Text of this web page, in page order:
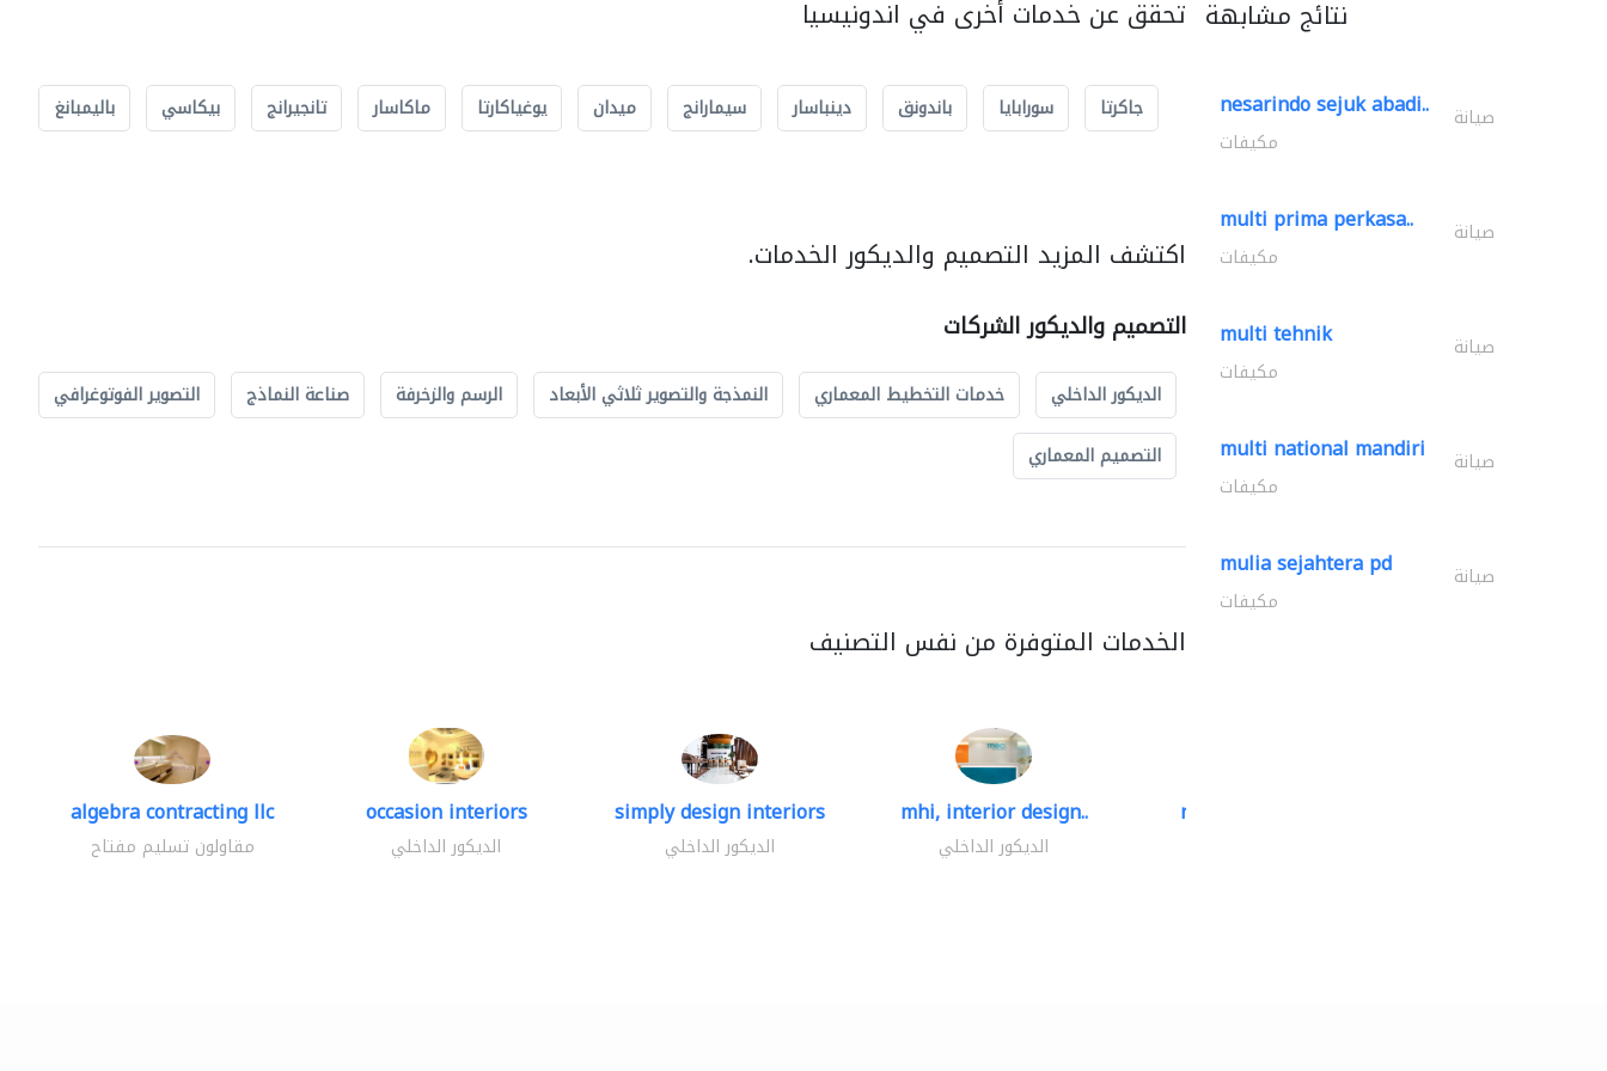
تحقق عن خدمات أخرى في اندونيسيا
جاكرتا سورابايا باندونق دينباسار سيمارانج ميدان يوغياكارتا ماكاسار تانجيرانج بيكاسي باليمبانغ
اكتشف المزيد التصميم والديكور الخدمات.
التصميم والديكور الشركات
الديكور الداخلي خدمات التخطيط المعماري النمذجة والتصوير ثلاثي الأبعاد الرسم والزخرفة صناعة النماذج
التصوير الفوتوغرافي
التصميم المعماري
الخدمات المتوفرة من نفس التصنيف
algebra contracting llc
مقاولون تسليم مفتاح
occasion interiors
الديكور الداخلي
simply design interiors
الديكور الداخلي
mhi, interior design..
الديكور الداخلي
neo space interiors
نتائج مشابهة
nesarindo sejuk abadi.. صيانة
مكيفات
multi prima perkasa.. صيانة
مكيفات
multi tehnik صيانة
مكيفات
multi national mandiri صيانة
مكيفات
mulia sejahtera pd صيانة
مكيفات